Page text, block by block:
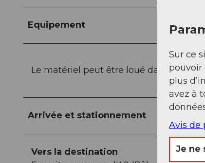
Equipement
Le matériel peut être loué dans les
Arrivée et stationnement
Vers la destination
Sur ce
pouvoir
plus
avez à
Avis de
Je ne